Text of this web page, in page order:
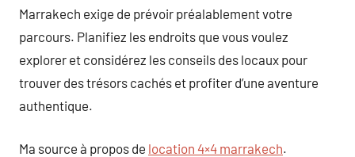
Marrakech exige de prévoir préalablement votre
parcours. Planifiez les endroits que vous voulez
explorer et considérez les conseils des locaux pour
trouver des trésors cachés et profiter d’une aventure
authentique.
Ma source à propos de location 4×4 marrakech.